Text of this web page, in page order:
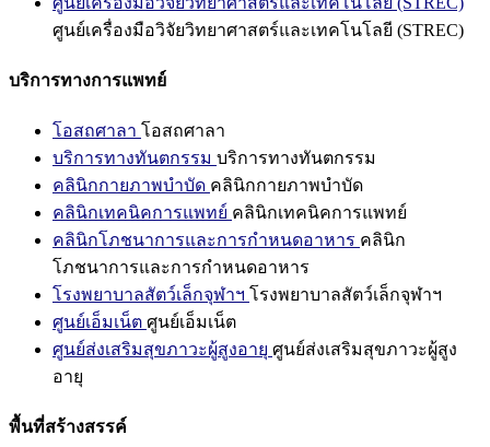
ศูนย์เครื่องมือวิจัยวิทยาศาสตร์และเทคโนโลยี (STREC)
บริการทางการแพทย์
โอสถศาลา โอสถศาลา
บริการทางทันตกรรม บริการทางทันตกรรม
คลินิกกายภาพบำบัด คลินิกกายภาพบำบัด
คลินิกเทคนิคการแพทย์ คลินิกเทคนิคการแพทย์
คลินิกโภชนาการและการกำหนดอาหาร คลินิก
โภชนาการและการกำหนดอาหาร
โรงพยาบาลสัตว์เล็กจุฬาฯ โรงพยาบาลสัตว์เล็กจุฬาฯ
ศูนย์เอ็มเน็ต ศูนย์เอ็มเน็ต
ศูนย์ส่งเสริมสุขภาวะผู้สูงอายุ ศูนย์ส่งเสริมสุขภาวะผู้สูง
อายุ
พื้นที่สร้างสรรค์